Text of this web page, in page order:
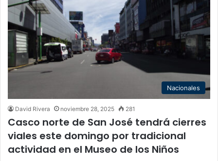
Nacionales
David Rivera noviembre 28, 2025 281
Casco norte de San José tendrá cierres
viales este domingo por tradicional
actividad en el Museo de los Niños